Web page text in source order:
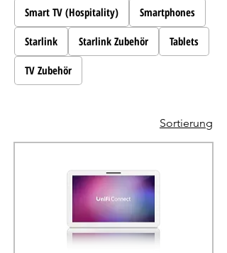
Smart TV (Hospitality) Smartphones
Starlink Starlink Zubehör Tablets
TV Zubehör
Sortierung